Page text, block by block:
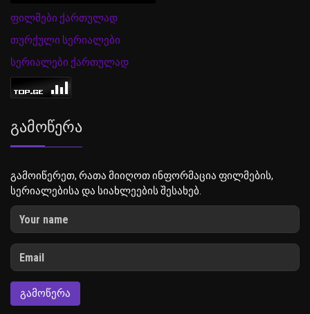
ფილმები ქართულად
თურქული სერიალები
სერიალები ქართულად
Გამოწერა
გამოიწერეთ, რათა მიიღოთ ინფორმაცია ფილმების,
სერიალებისა და სიახლეების შესახებ.
ᲒᲐᲛᲝᲬᲔᲠᲐ